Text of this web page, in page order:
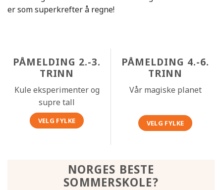
er som superkrefter å regne!
PÅMELDING 2.-3.
TRINN
Kule eksperimenter og
supre tall
VELG FYLKE
PÅMELDING 4.-6.
TRINN
Vår magiske planet
VELG FYLKE
NORGES BESTE
SOMMERSKOLE?